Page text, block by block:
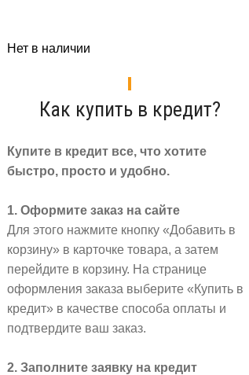
Нет в наличии
Как купить в кредит?
Купите в кредит все, что хотите
быстро, просто и удобно.
1. Оформите заказ на сайте
Для этого нажмите кнопку «Добавить в
корзину» в карточке товара, а затем
перейдите в корзину. На странице
оформления заказа выберите «Купить в
кредит» в качестве способа оплаты и
подтвердите ваш заказ.
2. Заполните заявку на кредит